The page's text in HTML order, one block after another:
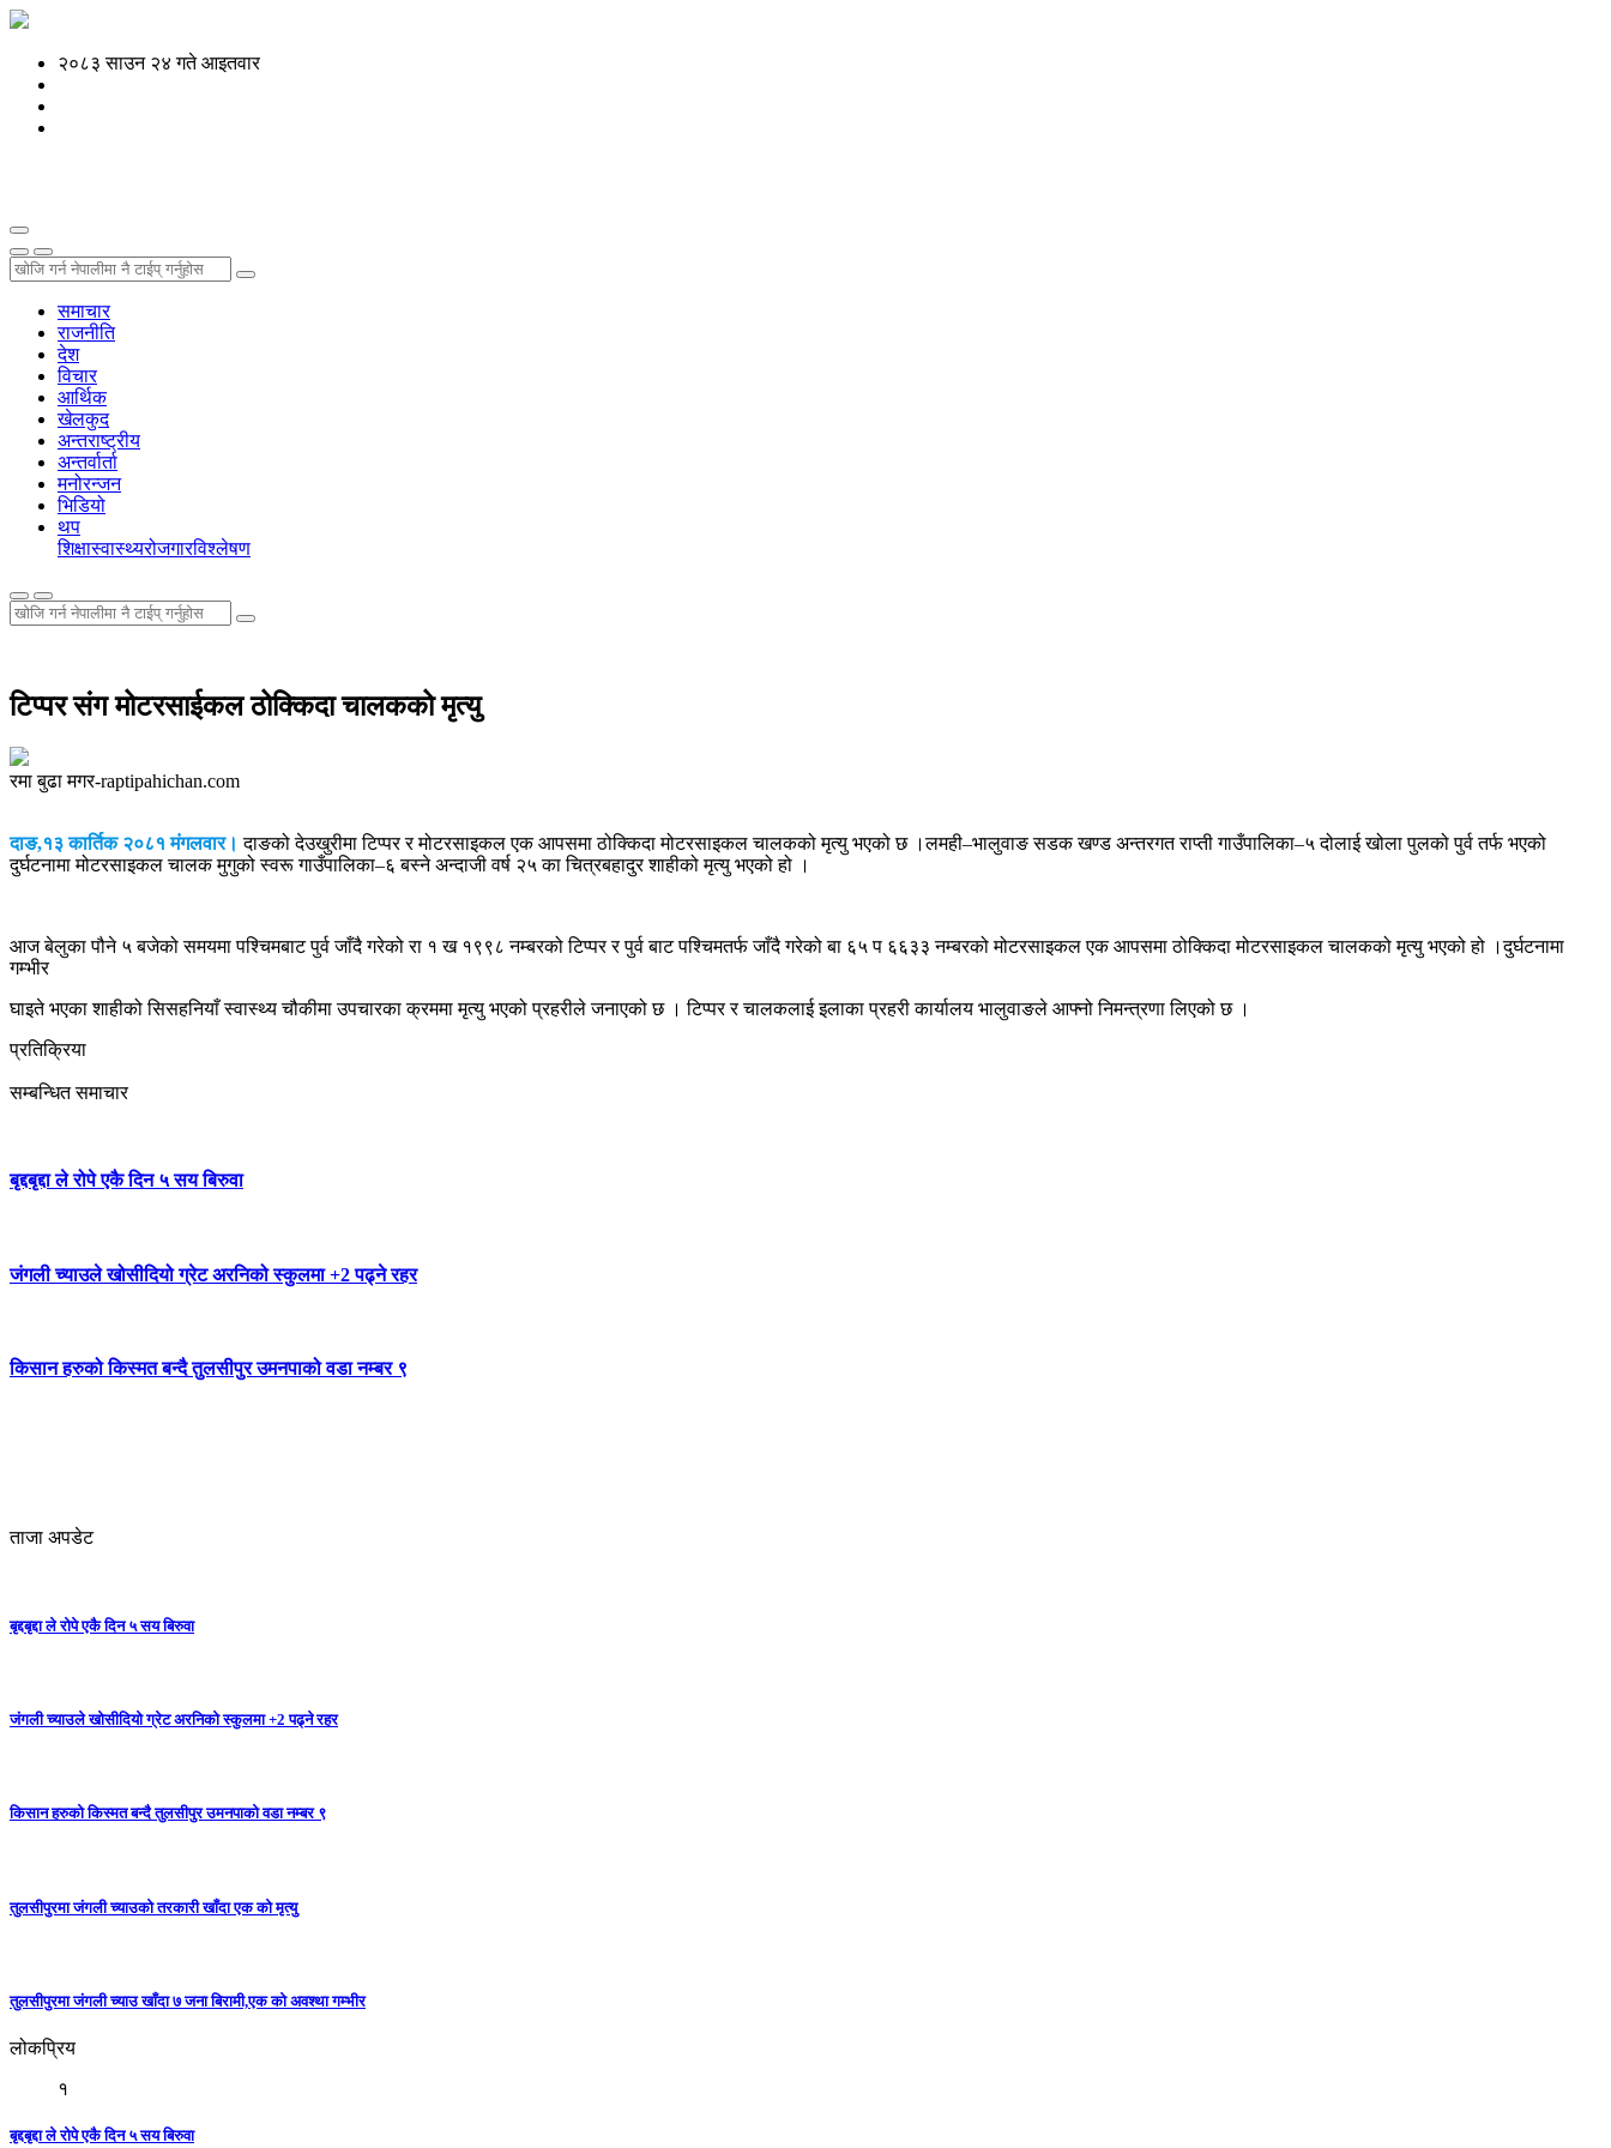
२०८३ साउन २४ गते आइतवार
समाचार
राजनीति
देश
विचार
आर्थिक
खेलकुद
अन्तराष्ट्रीय
अन्तर्वार्ता
मनोरन्जन
भिडियो
थप
शिक्षास्वास्थ्यरोजगारविश्लेषण
टिप्पर संग मोटरसाईकल ठोक्किदा चालकको मृत्यु
रमा बुढा मगर-raptipahichan.com
दाङ,१३ कार्तिक २०८१ मंगलवार। दाङको देउखुरीमा टिप्पर र मोटरसाइकल एक आपसमा ठोक्किदा मोटरसाइकल चालकको मृत्यु भएको छ ।लमही–भालुवाङ सडक खण्ड अन्तरगत राप्ती गाउँपालिका–५ दोलाई खोला पुलको पुर्व तर्फ भएको
दुर्घटनामा मोटरसाइकल चालक मुगुको स्वरू गाउँपालिका–६ बस्ने अन्दाजी वर्ष २५ का चित्रबहादुर शाहीको मृत्यु भएको हो ।
आज बेलुका पौने ५ बजेको समयमा पश्चिमबाट पुर्व जाँदै गरेको रा १ ख १९९८ नम्बरको टिप्पर र पुर्व बाट पश्चिमतर्फ जाँदै गरेको बा ६५ प ६६३३ नम्बरको मोटरसाइकल एक आपसमा ठोक्किदा मोटरसाइकल चालकको मृत्यु भएको हो ।दुर्घटनामा
गम्भीर
घाइते भएका शाहीको सिसहनियाँ स्वास्थ्य चौकीमा उपचारका क्रममा मृत्यु भएको प्रहरीले जनाएको छ । टिप्पर र चालकलाई इलाका प्रहरी कार्यालय भालुवाङले आफ्नो निमन्त्रणा लिएको छ ।
प्रतिक्रिया
सम्बन्धित समाचार
बृद्दबृद्दा ले रोपे एकै दिन ५ सय बिरुवा
जंगली च्याउले खोसीदियो ग्रेट अरनिको स्कुलमा +2 पढ्ने रहर
किसान हरुको किस्मत बन्दै तुलसीपुर उमनपाको वडा नम्बर ९
ताजा अपडेट
बृद्दबृद्दा ले रोपे एकै दिन ५ सय बिरुवा
जंगली च्याउले खोसीदियो ग्रेट अरनिको स्कुलमा +2 पढ्ने रहर
किसान हरुको किस्मत बन्दै तुलसीपुर उमनपाको वडा नम्बर ९
तुलसीपुरमा जंगली च्याउको तरकारी खाँदा एक को मृत्यु
तुलसीपुरमा जंगली च्याउ खाँदा ७ जना बिरामी,एक को अवश्था गम्भीर
लोकप्रिय
१
बृद्दबृद्दा ले रोपे एकै दिन ५ सय बिरुवा